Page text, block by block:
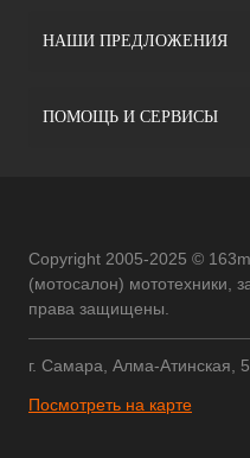
НАШИ ПРЕДЛОЖЕНИЯ
ПОМОЩЬ И СЕРВИСЫ
Copyright 2005-2025 ©
(мотосалон) мототехники,
права защищены.
г. Самара, Алма-Атинская,
Посмотреть на карте